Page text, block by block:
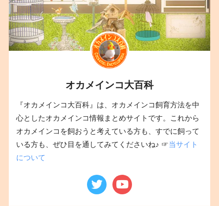
オカメインコ大百科
『オカメインコ大百科』は、オカメインコ飼育方法を中
心としたオカメインコ情報まとめサイトです。これから
オカメインコを飼おうと考えている方も、すでに飼って
いる方も、ぜひ目を通してみてくださいね♪ ☞当サイト
について